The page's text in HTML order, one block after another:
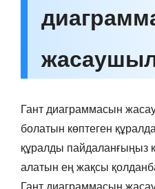
Гант диаграммасын
болатын көптеген
құралды пайдаланғыңыз
алатын ең жақсы